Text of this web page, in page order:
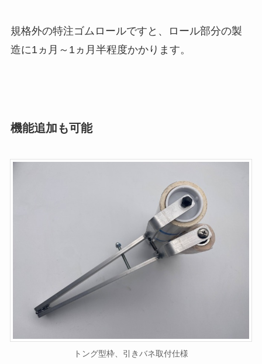
規格外の特注ゴムロールですと、ロール部分の製
造に1ヵ月～1ヵ月半程度かかります。
機能追加も可能
トング型枠、引きバネ取付仕様